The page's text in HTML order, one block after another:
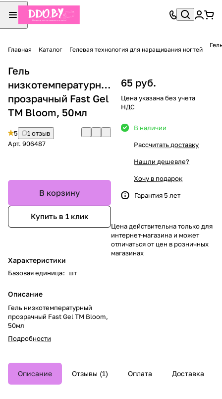
Главная Каталог Гелевая технология для наращивания ногтей
Гель
низкотемпературный
прозрачный Fast Gel
TM Bloom, 50мл
5
1 отзыв
Арт. 906487
В корзину
Купить в 1 клик
Характеристики
Базовая единица: шт
Описание
Гель низкотемпературный
прозрачный Fast Gel TM Bloom,
50мл
Подробности
65 руб.
Цена указана без учета
НДС
В наличии
Рассчитать доставку
Нашли дешевле?
Хочу в подарок
Гарантия 5 лет
Цена действительна только для
интернет-магазина и может
отличаться от цен в розничных
магазинах
Описание Отзывы 1 Оплата Доставка